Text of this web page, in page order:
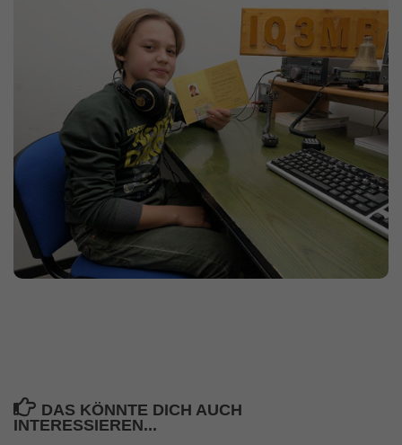
DAS KÖNNTE DICH AUCH
INTERESSIEREN...